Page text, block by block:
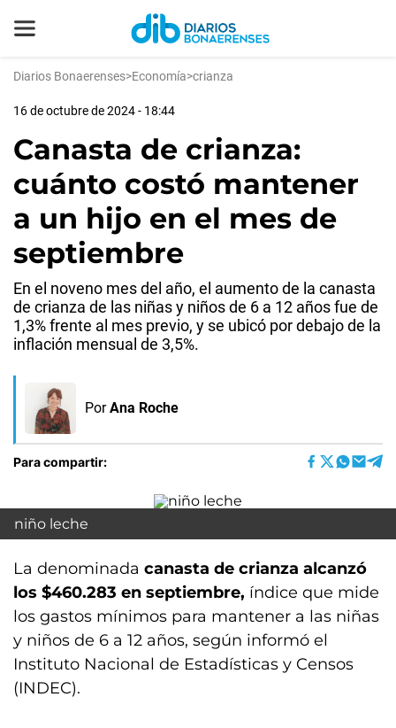
Diarios Bonaerenses>Economía>crianza
16 de octubre de 2024 - 18:44
Canasta de crianza:
cuánto costó mantener
a un hijo en el mes de
septiembre
En el noveno mes del año, el aumento de la canasta
de crianza de las niñas y niños de 6 a 12 años fue de
1,3% frente al mes previo, y se ubicó por debajo de la
inflación mensual de 3,5%.
Por Ana Roche
Para compartir:
niño leche
La denominada canasta de crianza alcanzó
los $460.283 en septiembre, índice que mide
los gastos mínimos para mantener a las niñas
y niños de 6 a 12 años, según informó el
Instituto Nacional de Estadísticas y Censos
(INDEC).